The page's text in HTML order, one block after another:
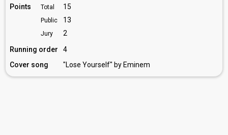
Points Total 15
Public 13
Jury
2
Running order
4
Cover song
"Lose Yourself" by Eminem